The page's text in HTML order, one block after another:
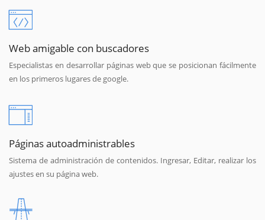
Web amigable con buscadores
Especialistas en desarrollar páginas web que se posicionan fácilmente
en los primeros lugares de google.
Páginas autoadministrables
Sistema de administración de contenidos. Ingresar, Editar, realizar los
ajustes en su página web.